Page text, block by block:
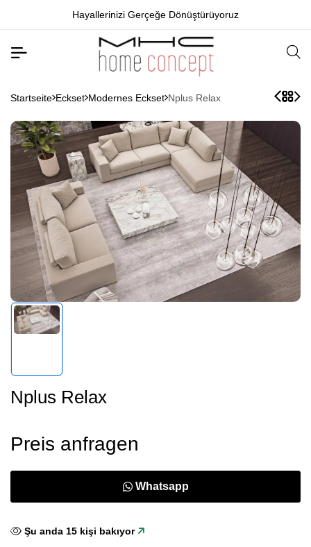
Hayallerinizi Gerçeğe Dönüştürüyoruz
Startseite Eckset Modernes Eckset Nplus Relax
Nplus Relax
Preis anfragen
Whatsapp
Şu anda 16 kişi bakıyor